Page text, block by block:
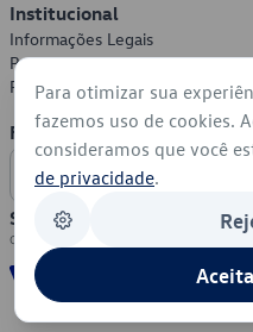
Institucional
Informações Legais
Política de Privacidade
Política de Cookies
Formas de Pagamento
Segurança
Para otimizar sua
fazemos uso de cookies.
consideramos que você
de privacidade.